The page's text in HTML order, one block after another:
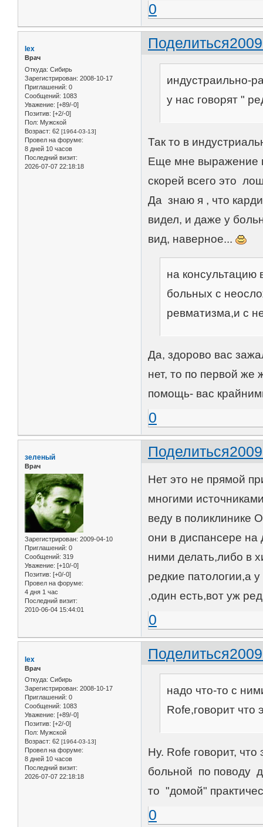
0
Поделиться
lex
Врач
Откуда: Сибирь
Зарегистрирован: 2008-10-17
Приглашений: 0
Сообщений: 1083
Уважение: [+89/-0]
Позитив: [+2/-0]
Пол: Мужской
Возраст: 62 [1964-03-13]
Провел на форуме:
8 дней 10 часов
Последний визит:
2026-07-07 22:18:18
индустраильно-
у нас говорят "
Так то в
Еще мне выражение
скорей всего это
Да знаю я , что
видел, и даже у
вид, наверное...
на консультацию
больных с
ревматизма,и с
Да, здорово вас
нет, то по первой
помощь- вас
0
Поделиться
зеленый
Врач
Зарегистрирован: 2009-04-10
Приглашений: 0
Сообщений: 319
Уважение: [+10/-0]
Позитив: [+0/-0]
Провел на форуме:
4 дня 1 час
Последний визит:
2010-06-04 15:44:01
Нет это не прямой
многими
веду в поликлинике
они в диспансере на
ними делать,либо в
редкие патологии,а
,один есть,вот уж
0
Поделиться
lex
Врач
Откуда: Сибирь
Зарегистрирован: 2008-10-17
Приглашений: 0
Сообщений: 1083
Уважение: [+89/-0]
Позитив: [+2/-0]
Пол: Мужской
Возраст: 62 [1964-03-13]
Провел на форуме:
8 дней 10 часов
Последний визит:
2026-07-07 22:18:18
надо что-то с
Rofe,говорит что
Ну. Rofe говорит,
больной по поводу
то "домой"
0